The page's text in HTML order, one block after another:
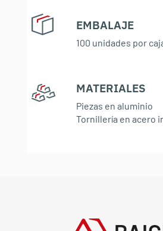
EMBALAJE:
100 unidades por
MATERIALES
Piezas en aluminio
Tornillería en acero